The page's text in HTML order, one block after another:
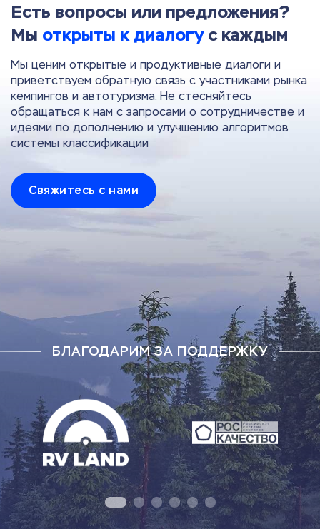
Есть вопросы или предложения?
Мы открыты к диалогус каждым
Мы ценим открытые и продуктивные диалоги и
приветствуем обратную связь с участниками рынка
кемпингов и автотуризма. Не стесняйтесь
обращаться к нам с запросами о сотрудничестве и
идеями по дополнению и улучшению алгоритмов
системы классификации
Свяжитесь с нами
БЛАГОДАРИМ ЗА ПОДДЕРЖКУ